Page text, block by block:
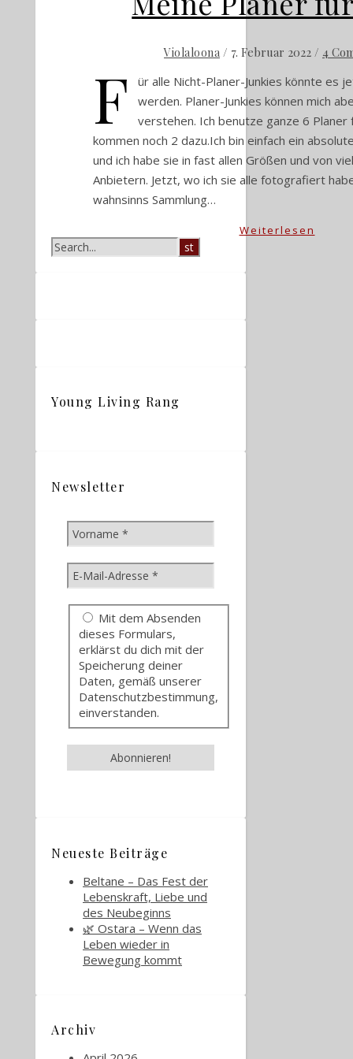
Violaloona / 7. Februar 2022 / 4
F
ür alle Nicht-Planer-Junkies könnte es
werden. Planer-Junkies können mich
verstehen. Ich benutze ganze 6 Planer
kommen noch 2 dazu.Ich bin einfach ein
und ich habe sie in fast allen Größen und von
Anbietern. Jetzt, wo ich sie alle fotografiert
wahnsinns Sammlung…
Weiterlesen
Young Living Rang
Newsletter
Mit dem Absenden
dieses Formulars,
erklärst du dich mit der
Speicherung deiner
Daten, gemäß unserer
Datenschutzbestimmung,
einverstanden.
Neueste Beiträge
Beltane – Das Fest der
Lebenskraft, Liebe und
des Neubeginns
🌿 Ostara – Wenn das
Leben wieder in
Bewegung kommt
Archiv